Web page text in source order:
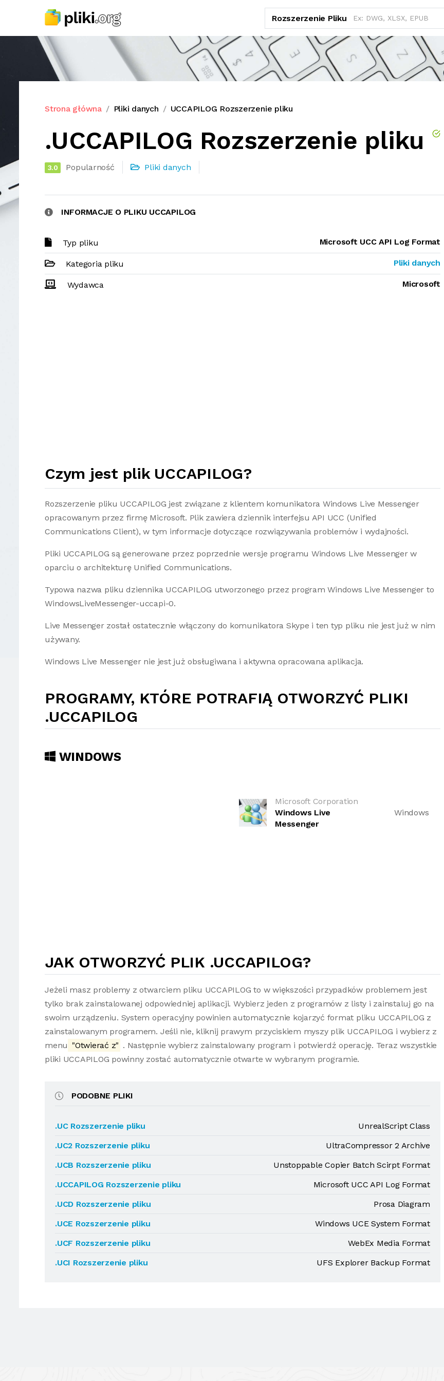
Rozszerzenie Pliku
Strona główna Pliki danych UCCAPILOG Rozszerzenie pliku
.UCCAPILOG Rozszerzenie pliku
3.0 Popularność Pliki danych
INFORMACJE O PLIKU UCCAPILOG
Typ pliku Microsoft UCC API Log Format
Kategoria pliku Pliki danych
Wydawca Microsoft
Czym jest plik UCCAPILOG?
Rozszerzenie pliku UCCAPILOG jest związane z klientem komunikatora Windows Live Messenger
opracowanym przez firmę Microsoft. Plik zawiera dziennik interfejsu API UCC (Unified
Communications Client), w tym informacje dotyczące rozwiązywania problemów i wydajności.
Pliki UCCAPILOG są generowane przez poprzednie wersje programu Windows Live Messenger w
oparciu o architekturę Unified Communications.
Typowa nazwa pliku dziennika UCCAPILOG utworzonego przez program Windows Live Messenger to
WindowsLiveMessenger-uccapi-0.
Live Messenger został ostatecznie włączony do komunikatora Skype i ten typ pliku nie jest już w nim
używany.
Windows Live Messenger nie jest już obsługiwana i aktywna opracowana aplikacja.
PROGRAMY, KTÓRE POTRAFIĄ OTWORZYĆ PLIKI
.UCCAPILOG
WINDOWS
Microsoft Corporation
Windows Live
Messenger
Windows
JAK OTWORZYĆ PLIK .UCCAPILOG?
Jeżeli masz problemy z otwarciem pliku UCCAPILOG to w większości przypadków problemem jest
tylko brak zainstalowanej odpowiedniej aplikacji. Wybierz jeden z programów z listy i zainstaluj go na
swoim urządzeniu. System operacyjny powinien automatycznie kojarzyć format pliku UCCAPILOG z
zainstalowanym programem. Jeśli nie, kliknij prawym przyciskiem myszy plik UCCAPILOG i wybierz z
menu "Otwierać z" . Następnie wybierz zainstalowany program i potwierdź operację. Teraz wszystkie
pliki UCCAPILOG powinny zostać automatycznie otwarte w wybranym programie.
PODOBNE PLIKI
.UC Rozszerzenie pliku
UnrealScript Class
.UC2 Rozszerzenie pliku
UltraCompressor 2 Archive
.UCB Rozszerzenie pliku
Unstoppable Copier Batch Scirpt Format
.UCCAPILOG Rozszerzenie pliku
Microsoft UCC API Log Format
.UCD Rozszerzenie pliku
Prosa Diagram
.UCE Rozszerzenie pliku
Windows UCE System Format
.UCF Rozszerzenie pliku
WebEx Media Format
.UCI Rozszerzenie pliku
UFS Explorer Backup Format